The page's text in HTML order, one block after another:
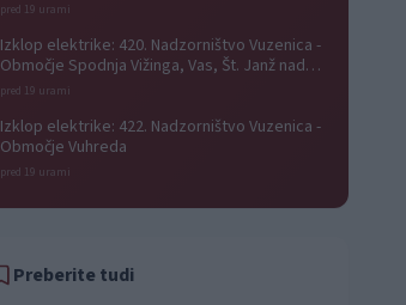
pred 19 urami
Izklop elektrike: 420. Nadzorništvo Vuzenica -
Območje Spodnja Vižinga, Vas, Št. Janž nad
Radljami, Suhi Vrh, Dobrava
pred 19 urami
Izklop elektrike: 422. Nadzorništvo Vuzenica -
Območje Vuhreda
pred 19 urami
Preberite tudi